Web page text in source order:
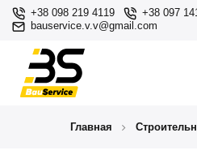
+38 098 219 4119 +38 097
bauservice.v.v@gmail.com
Главная